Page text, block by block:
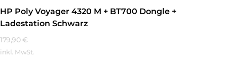
HP Poly Voyager 4320 M + BT700 Dongle +
Ladestation Schwarz
179,90 €
inkl. MwSt.